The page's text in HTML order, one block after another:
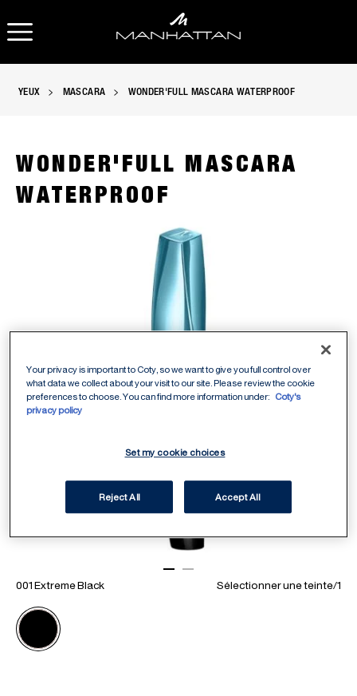
OUVRIR LA NAVIGATION
YEUX MASCARA WONDER'FULL MASCARA WATERPROOF
WONDER'FULL MASCARA
WATERPROOF
Mascara Waterproof Wonder’Full de Manhattan en 001
001 Extreme Black Sélectionner une teinte/1
Your privacy is important to Coty, so we want to give you full control over
what data we collect about your visit to our site. Please review the cookie
preferences to choose. You can find more information under:
Coty's
privacy policy
Set my cookie choices
Reject All Accept All